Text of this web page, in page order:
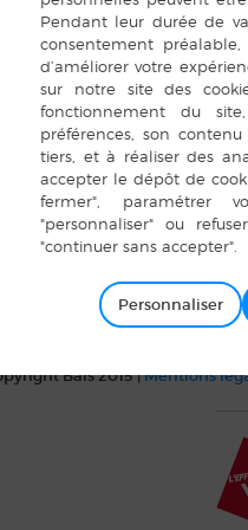
2019
h 00 min à 18 h 00
Salle
Bais 2015 |Mentions
Personnaliser